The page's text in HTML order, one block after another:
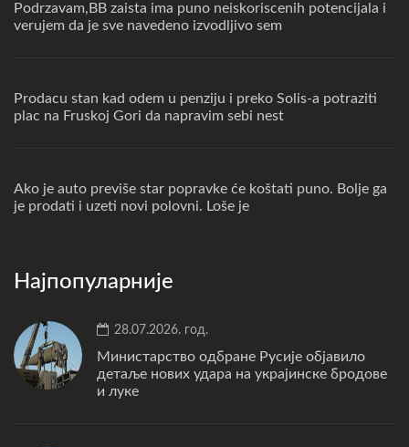
Podrzavam,BB zaista ima puno neiskoriscenih potencijala i
verujem da je sve navedeno izvodljivo sem
Prodacu stan kad odem u penziju i preko Solis-a potraziti
plac na Fruskoj Gori da napravim sebi nest
Ako je auto previše star popravke će koštati puno. Bolje ga
je prodati i uzeti novi polovni. Loše je
Најпопуларније
28.07.2026. год.
Министарство одбране Русије објавило
детаље нових удара на украјинске бродове
и луке